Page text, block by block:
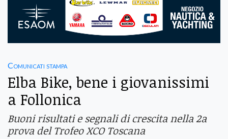
Comunicati stampa
Elba Bike, bene i giovanissimi
a Follonica
Buoni risultati e segnali di crescita nella 2a
prova del Trofeo XCO Toscana